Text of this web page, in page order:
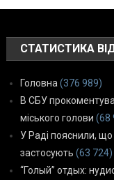
СТАТИСТИКА
Головна (376 989)
В СБУ
міського голови (68
У Раді пояснили, що
застосують (63 724)
“Голый” отдых: